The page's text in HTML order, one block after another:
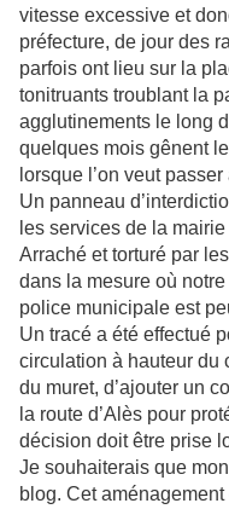
vitesse excessive et
préfecture, de jour des
parfois ont lieu sur la
tonitruants troublant la
agglutinements le long
quelques mois gênent
lorsque l’on veut
Un panneau
les services de la
Arraché et torturé par
dans la mesure où
police municipale est
Un tracé a été effectué
circulation à hauteur du
du muret, d’ajouter un
la route d’Alès pour
décision doit être prise
Je souhaiterais que
blog. Cet